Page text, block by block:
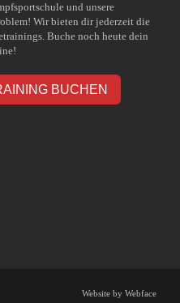
und unsere
Wir bieten dir jederzeit die
Buche noch heute dein
BUCHEN
Website by Webface